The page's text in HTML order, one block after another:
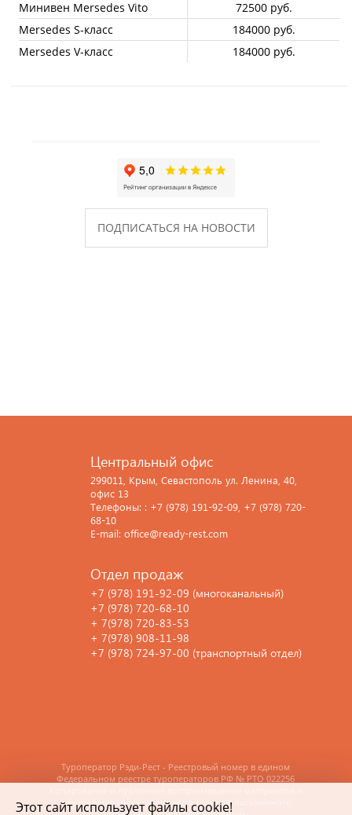
Минивен Mersedes Vito
72500 руб.
Mersedes S-класс
184000 руб.
Mersedes V-класс
184000 руб.
ПОДПИСАТЬСЯ НА НОВОСТИ
Центральный офис
299011, Крым, Севастополь ул. Ленина, 40,
офис 13
Телефоны: : +7 (978) 191-92-09, +7 (978) 720-
68-10
E-mail: office@ready-rest.com
Отдел продаж
+7 (978) 191-92-09 (многоканальный)
+7 (978) 720-68-10
+ 7(978) 720-83-53
+ 7(978) 908-11-98
+7 (978) 724-97-00 (транспортный отдел)
Туроператор Рэди-Рест - Реестровый номер в едином
Федеральном реестре туроператоров РФ № РТО 022256
оформления сайта допускается только с письменного
Этот сайт использует файлы cookie!